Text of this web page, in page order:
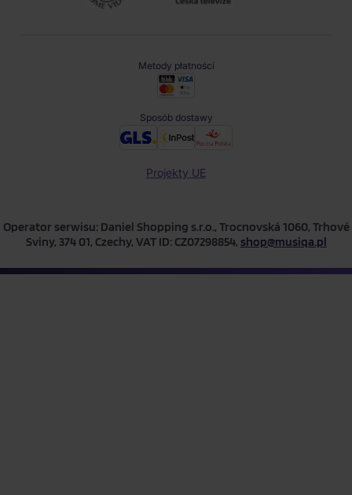
Metody płatności
Sposób dostawy
Projekty UE
Operator serwisu: Daniel Shopping s.r.o., Trocnovská 1060, Trhové
Sviny, 374 01, Czechy, VAT ID: CZ07298854, shop@musiqa.pl